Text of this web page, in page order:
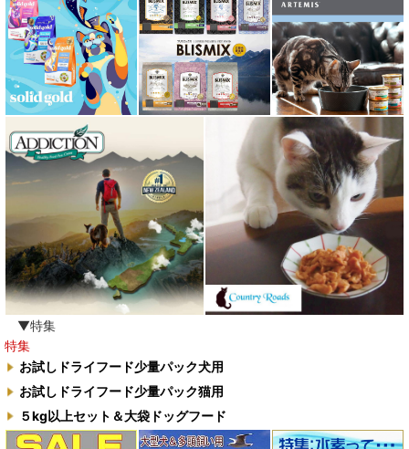
▼特集
特集
お試しドライフード少量パック犬用
お試しドライフード少量パック猫用
５kg以上セット＆大袋ドッグフード